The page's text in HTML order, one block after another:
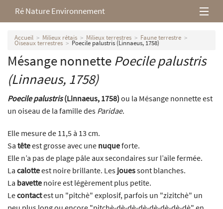
Ré Nature Environnement
L’association
Milieux rétais
Nos parutions
Accueil Milieux rétais Milieux terrestres Faune terrestre
Oiseaux terrestres Poecile palustris (Linnaeus, 1758)
Mésange nonnette Poecile palustris
(Linnaeus, 1758)
Poecile palustris(Linnaeus, 1758)ou la Mésange nonnette est
un oiseau de la famille des Paridae.
Elle mesure de 11,5 à 13 cm.
Sa têteest grosse avec une nuqueforte.
Elle n’a pas de plage pâle aux secondaires sur l’aile fermée.
La calotteest noire brillante. Les jouessont blanches.
La bavette noire est légèrement plus petite.
Lecontactest un "pitchè" explosif, parfois un "zizitchè" un